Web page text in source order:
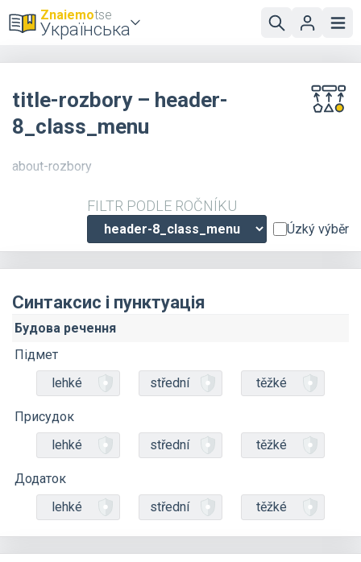
Znaiemotse
Українська
title-rozbory – header-
8_class_menu
about-rozbory
FILTR PODLE ROČNÍKU
Úzký výběr
Синтаксис і пунктуація
Будова речення
Підмет
lehké
střední těžké
Присудок
lehké
střední těžké
Додаток
lehké
střední těžké